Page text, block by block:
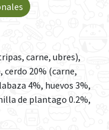
carne, ubres),
cerdo 20% (carne,
4%, huevos 3%,
de plantago 0.2%,